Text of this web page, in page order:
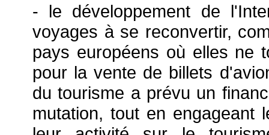
- le développement de
voyages à se reconvertir,
pays européens où elles ne
pour la vente de billets
du tourisme a prévu un
mutation, tout en engageant